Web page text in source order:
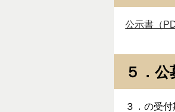
公示書（
５．
３．の受